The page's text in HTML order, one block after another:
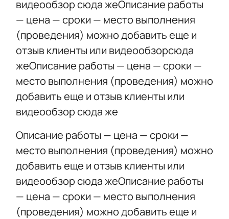
видеообзор сюда жеОписание работы
— цена — сроки — место выполнения
(проведения) можно добавить еще и
отзыв клиенты или видеообзорсюда
жеОписание работы — цена — сроки —
место выполнения (проведения) можно
добавить еще и отзыв клиенты или
видеообзор сюда же
Описание работы — цена — сроки —
место выполнения (проведения) можно
добавить еще и отзыв клиенты или
видеообзор сюда жеОписание работы
— цена — сроки — место выполнения
(проведения) можно добавить еще и